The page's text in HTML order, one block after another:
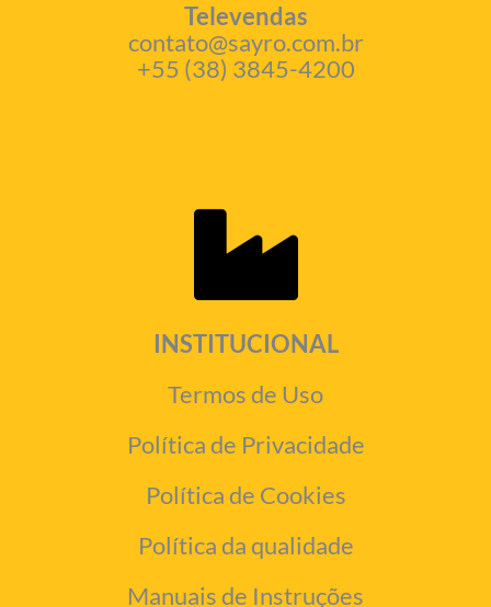
Televendas
contato@sayro.com.br
+55 (38) 3845-4200
INSTITUCIONAL
Termos de Uso
Política de Privacidade
Política de Cookies
Política da qualidade
Manuais de Instruções